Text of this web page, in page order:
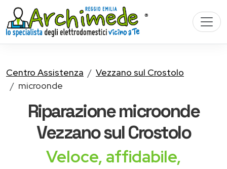
Centro Assistenza
Vezzano sul Crostolo
microonde
Riparazionemicroonde
Vezzano sul Crostolo
Veloce, affidabile,